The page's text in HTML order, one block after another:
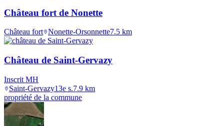
Château fort de Nonette
Château fort Nonette-Orsonnette7.5 km
Château de Saint-Gervazy
Inscrit MH
Saint-Gervazy13e s.7.9 km
propriété de la commune